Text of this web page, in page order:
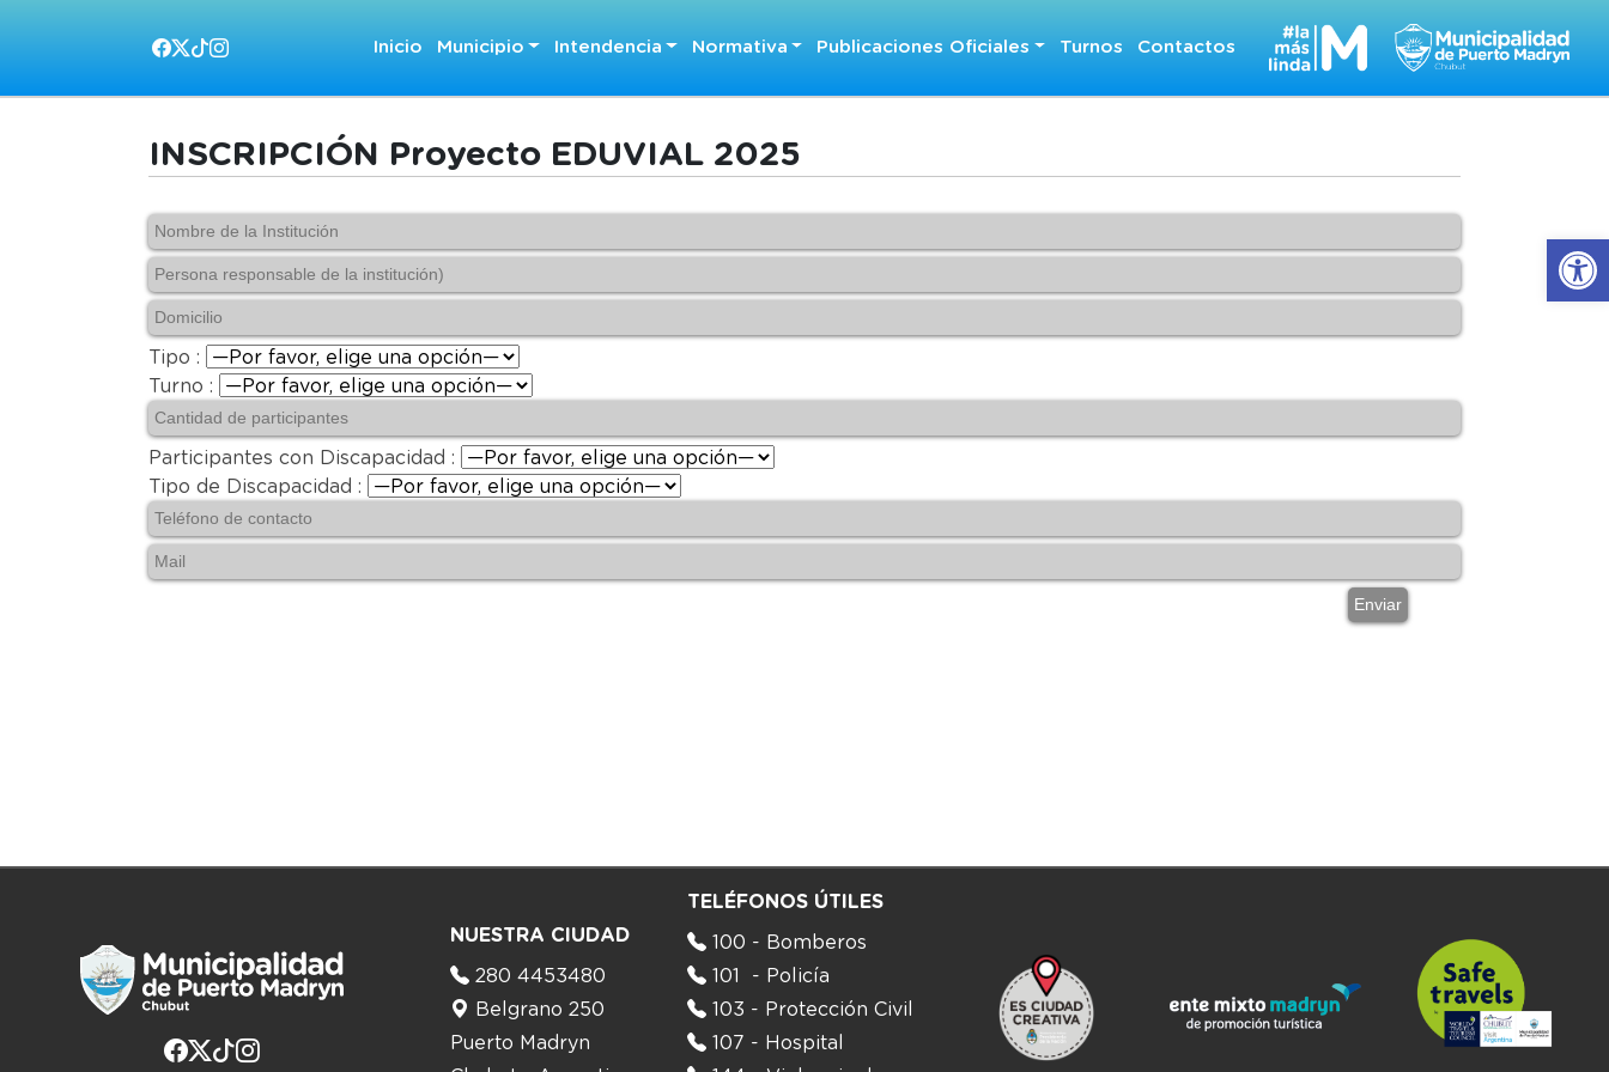
Abrir
Inicio Municipio Intendencia Normativa Publicaciones Oficiales Turnos Contactos
INSCRIPCIÓN Proyecto EDUVIAL 2025
Tipo :
Turno :
Participantes con Discapacidad :
Tipo de Discapacidad :
NUESTRA CIUDAD
280 4453480
Belgrano 250
Puerto Madryn
TELÉFONOS ÚTILES
100 - Bomberos
101 - Policía
103 - Protección Civil
107 - Hospital